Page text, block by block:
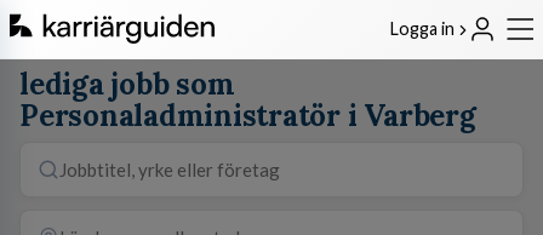
Logga in
lediga jobb som
Personaladministratör i Varberg